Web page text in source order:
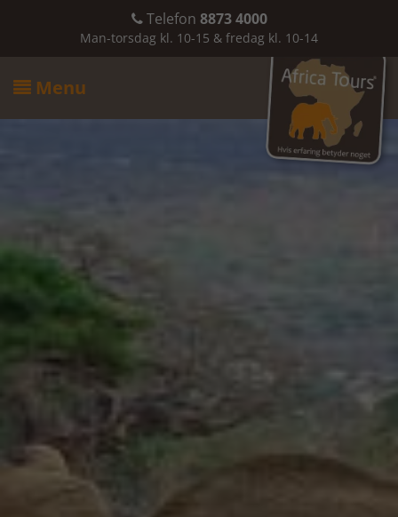
Telefon 8873 4000
Man-torsdag kl. 10-15 & fredag kl. 10-14
 Menu